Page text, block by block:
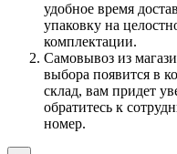
удобное время
упаковку на
комплектации.
Самовывоз из
выбора появится в
склад, вам придет
обратитесь к
номер.